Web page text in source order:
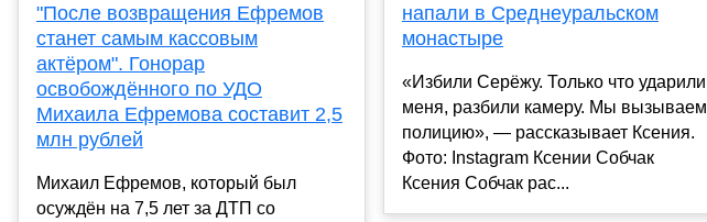
"После возвращения Ефремов
станет самым кассовым
актёром". Гонорар
освобождённого по УДО
Михаила Ефремова составит 2,5
млн рублей
Михаил Ефремов, который был
осуждён на 7,5 лет за ДТП со
напали в Среднеуральском
монастыре
«Избили Серёжу. Только что ударили
меня, разбили камеру. Мы вызываем
полицию», — рассказывает Ксения.
Фото: Instagram Ксении Собчак
Ксения Собчак рас...